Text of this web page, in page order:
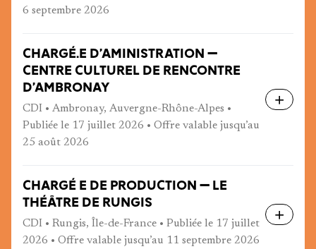
6 septembre 2026
CHARGÉ.E D’AMINISTRATION —
CENTRE CULTUREL DE RENCONTRE
D’AMBRONAY
CDI • Ambronay, Auvergne-Rhône-Alpes •
Publiée le 17 juillet 2026 • Offre valable jusqu’au
25 août 2026
CHARGÉ E DE PRODUCTION — LE
THÉÂTRE DE RUNGIS
CDI • Rungis, Île-de-France • Publiée le 17 juillet
2026 • Offre valable jusqu’au 11 septembre 2026